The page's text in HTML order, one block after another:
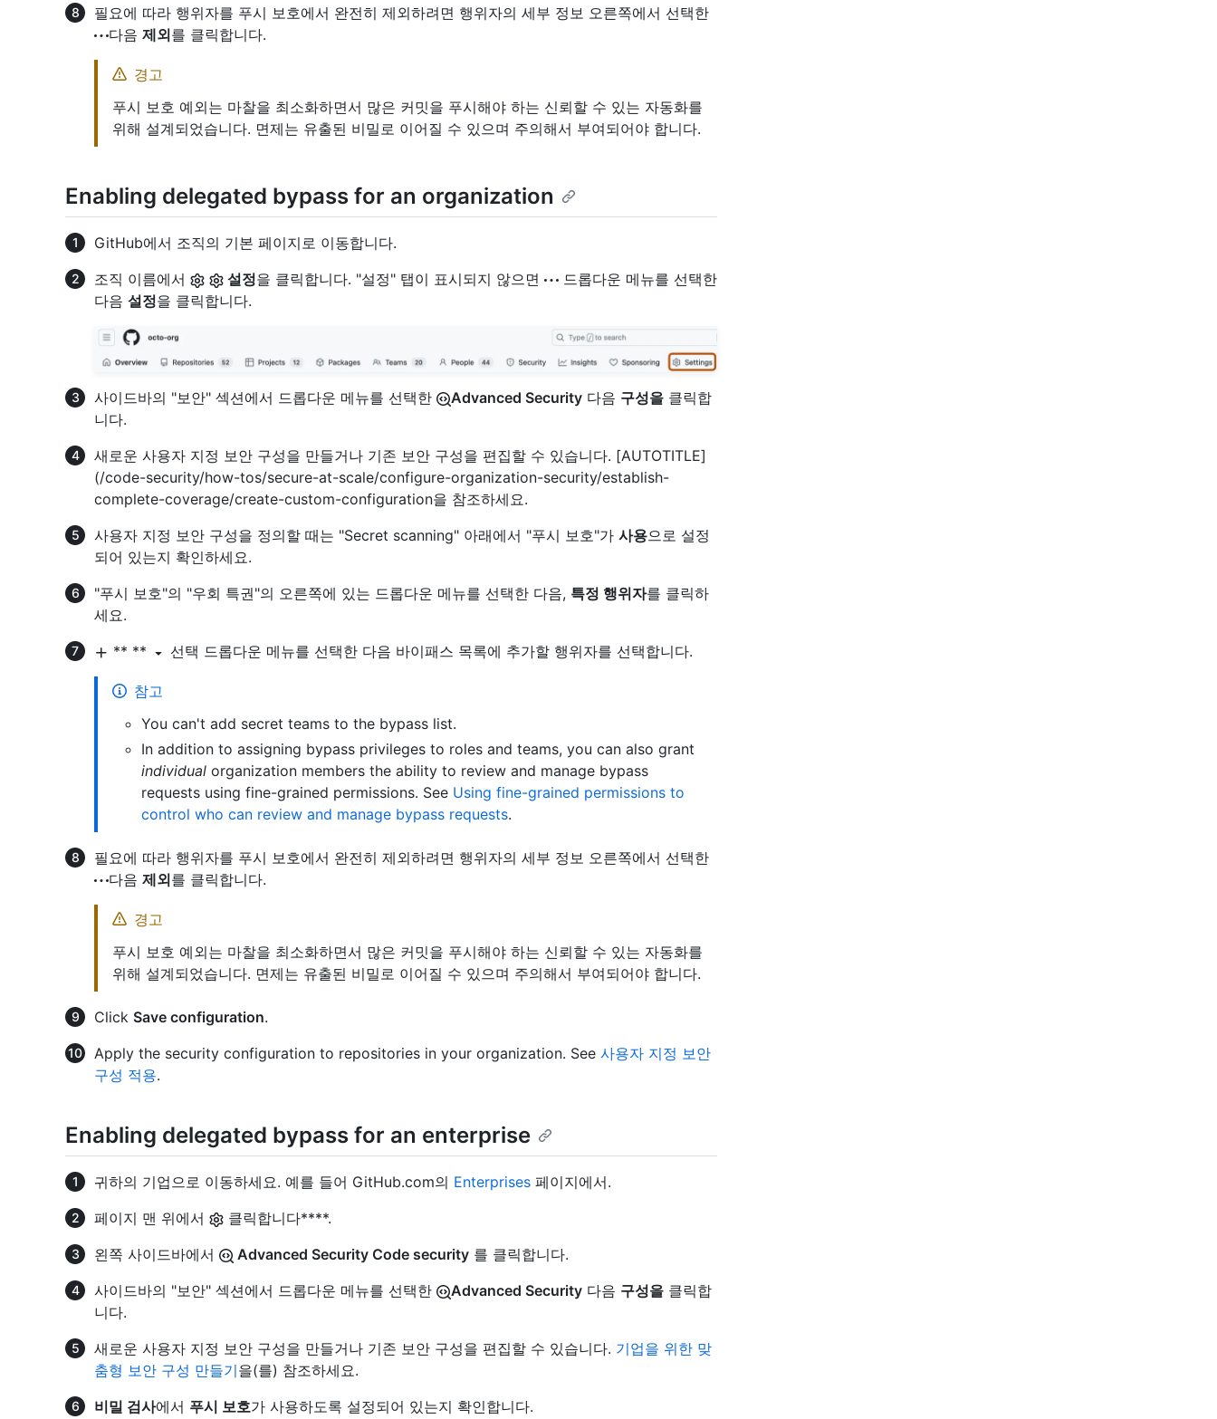
필요에 따라 행위자를 푸시 보호에서 완전히 제외하려면 행위자의 세부 정보 오른쪽에서 선택한
다음 제외를 클릭합니다.
경고
푸시 보호 예외는 마찰을 최소화하면서 많은 커밋을 푸시해야 하는 신뢰할 수 있는 자동화를
위해 설계되었습니다. 면제는 유출된 비밀로 이어질 수 있으며 주의해서 부여되어야 합니다.
Enabling delegated bypass for an organization
GitHub에서 조직의 기본 페이지로 이동합니다.
조직 이름에서
설정을 클릭합니다. "설정" 탭이 표시되지 않으면
드롭다운 메뉴를 선택한
다음 설정을 클릭합니다.
사이드바의 "보안" 섹션에서 드롭다운 메뉴를 선택한 Advanced Security 다음 구성을 클릭합
니다.
새로운 사용자 지정 보안 구성을 만들거나 기존 보안 구성을 편집할 수 있습니다. [AUTOTITLE]
(/code-security/how-tos/secure-at-scale/configure-organization-security/establish-
complete-coverage/create-custom-configuration을 참조하세요.
사용자 지정 보안 구성을 정의할 때는 "Secret scanning" 아래에서 "푸시 보호"가 사용으로 설정
되어 있는지 확인하세요.
"푸시 보호"의 "우회 특권"의 오른쪽에 있는 드롭다운 메뉴를 선택한 다음, 특정 행위자를 클릭하
세요.
** **
선택 드롭다운 메뉴를 선택한 다음 바이패스 목록에 추가할 행위자를 선택합니다.
참고
You can't add secret teams to the bypass list.
In addition to assigning bypass privileges to roles and teams, you can also grant
individual organization members the ability to review and manage bypass
requests using fine-grained permissions. See Using fine-grained permissions to
control who can review and manage bypass requests.
필요에 따라 행위자를 푸시 보호에서 완전히 제외하려면 행위자의 세부 정보 오른쪽에서 선택한
다음 제외를 클릭합니다.
경고
푸시 보호 예외는 마찰을 최소화하면서 많은 커밋을 푸시해야 하는 신뢰할 수 있는 자동화를
위해 설계되었습니다. 면제는 유출된 비밀로 이어질 수 있으며 주의해서 부여되어야 합니다.
Click Save configuration.
Apply the security configuration to repositories in your organization. See 사용자 지정 보안
구성 적용.
Enabling delegated bypass for an enterprise
귀하의 기업으로 이동하세요. 예를 들어 GitHub.com의 Enterprises 페이지에서.
페이지 맨 위에서
클릭합니다****.
왼쪽 사이드바에서
Advanced Security Code security 를 클릭합니다.
사이드바의 "보안" 섹션에서 드롭다운 메뉴를 선택한
Advanced Security 다음 구성을 클릭합
니다.
새로운 사용자 지정 보안 구성을 만들거나 기존 보안 구성을 편집할 수 있습니다. 기업을 위한 맞
춤형 보안 구성 만들기을(를) 참조하세요.
비밀 검사에서 푸시 보호가 사용하도록 설정되어 있는지 확인합니다.